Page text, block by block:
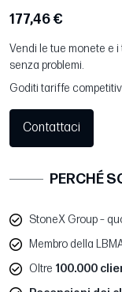
177,46 €
Vendi le tue monete e
senza problemi.
Goditi tariffe
Contattaci
PERCHÉ
StoneX Group –
Membro della
Oltre 100.000